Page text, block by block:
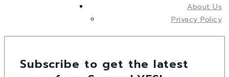
About Us
Privacy Policy
Subscribe to get the latest